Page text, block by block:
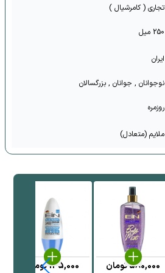
تجاری ( کامرشیال )
250 میل
ایران
نوجوانان , جوانان , بزرگسالان
روزمره
ملایم (متعادل)
580,000تومان 135,000تومان